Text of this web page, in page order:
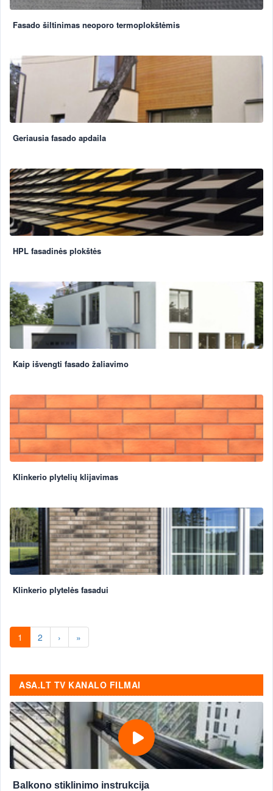
Fasado šiltinimas neoporo termoplokštėmis
Geriausia fasado apdaila
HPL fasadinės plokštės
Kaip išvengti fasado žaliavimo
Klinkerio plytelių klijavimas
Klinkerio plytelės fasadui
1 2 › »
ASA.LT TV KANALO FILMAI
Balkono stiklinimo instrukcija